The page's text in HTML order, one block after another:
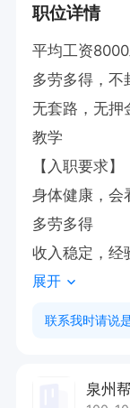
职位详情
平均工资8000
多劳多得，不
无套路，无押
教学
【入职要求】
身体健康，会
多劳多得
收入稳定，经
【公司承诺】
【入职福利】
2，包吃包住
展开
联系我时请说
泉州